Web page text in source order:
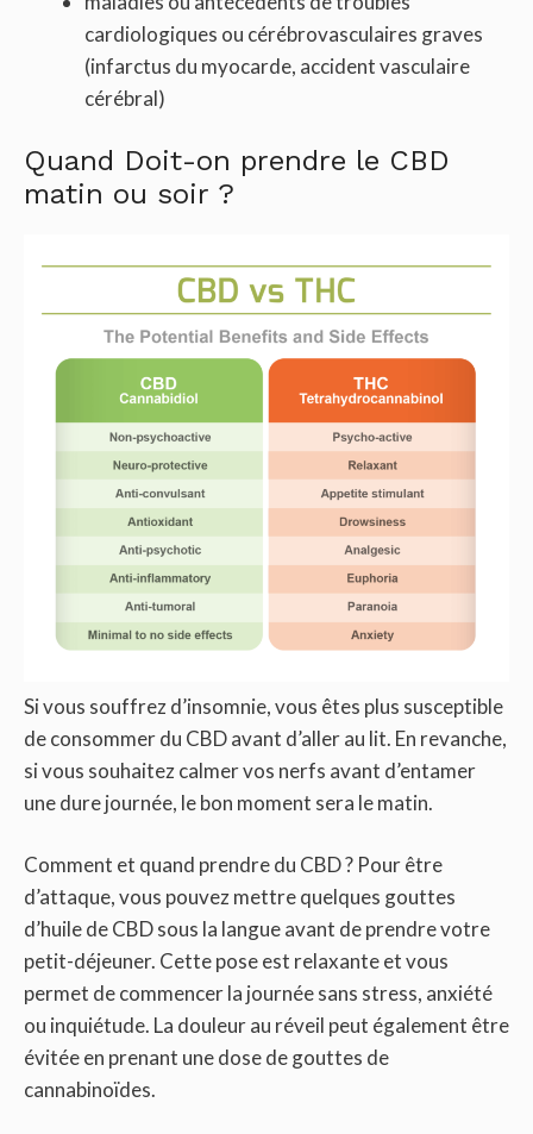
cardiologiques ou cérébrovasculaires graves
(infarctus du myocarde, accident vasculaire
cérébral)
Quand Doit-on prendre le CBD
matin ou soir ?
Si vous souffrez d’insomnie, vous êtes plus susceptible
de consommer du CBD avant d’aller au lit. En revanche,
si vous souhaitez calmer vos nerfs avant d’entamer
une dure journée, le bon moment sera le matin.
Comment et quand prendre du CBD ? Pour être
d’attaque, vous pouvez mettre quelques gouttes
d’huile de CBD sous la langue avant de prendre votre
petit-déjeuner. Cette pose est relaxante et vous
permet de commencer la journée sans stress, anxiété
ou inquiétude. La douleur au réveil peut également être
évitée en prenant une dose de gouttes de
cannabinoïdes.